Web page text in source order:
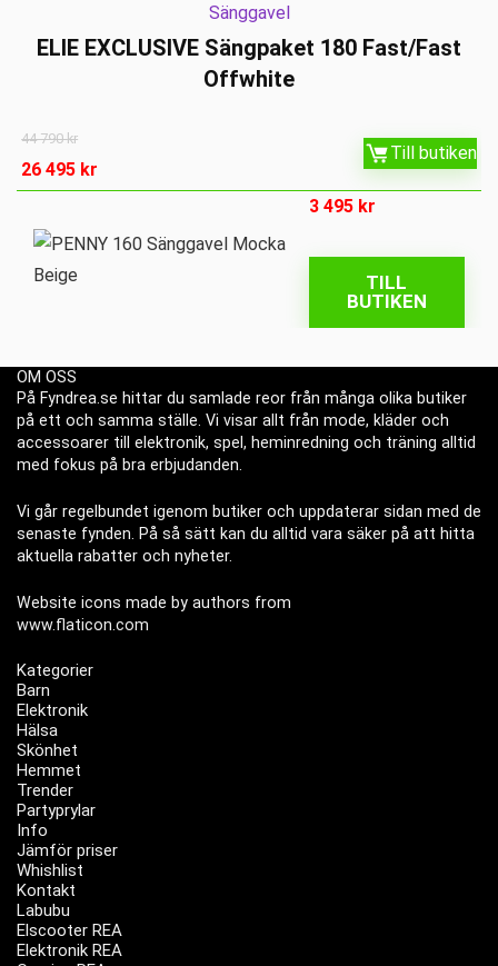
Sänggavel
ELIE EXCLUSIVE Sängpaket 180 Fast/Fast
Offwhite
44 790kr
26 495 kr
Till butiken
3 495 kr
TILL
BUTIKEN
OM OSS
På Fyndrea.se hittar du samlade reor från många olika butiker
på ett och samma ställe. Vi visar allt från mode, kläder och
accessoarer till elektronik, spel, heminredning och träning alltid
med fokus på bra erbjudanden.
Vi går regelbundet igenom butiker och uppdaterar sidan med de
senaste fynden. På så sätt kan du alltid vara säker på att hitta
aktuella rabatter och nyheter.
Website icons made by authors from
www.flaticon.com
Kategorier
Barn
Elektronik
Hälsa
Skönhet
Hemmet
Trender
Partyprylar
Info
Jämför priser
Whishlist
Kontakt
Labubu
Elscooter REA
Elektronik REA